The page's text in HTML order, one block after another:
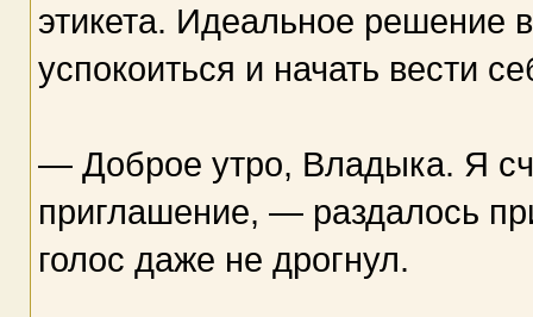
этикета. Идеальное решение
успокоиться и начать вести
— Доброе утро, Владыка. Я
приглашение, — раздалось
голос даже не дрогнул.